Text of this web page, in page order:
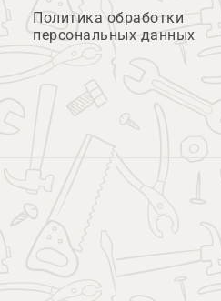
Политика обработки
персональных данных